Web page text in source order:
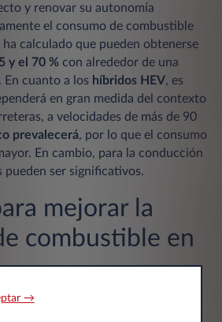
y renovar su autonomía
el consumo de combustible
calculado que pueden obtenerse
y el 70 % con alrededor de una
En cuanto a los híbridos HEV, es
en gran medida del contexto
a velocidades de más de 90
prevalecerá, por lo que el consumo
En cambio, para la conducción
pueden ser significativos.
mejorar la
combustible en
de kilómetros que pueden
eléctrica, valen las mismas
→